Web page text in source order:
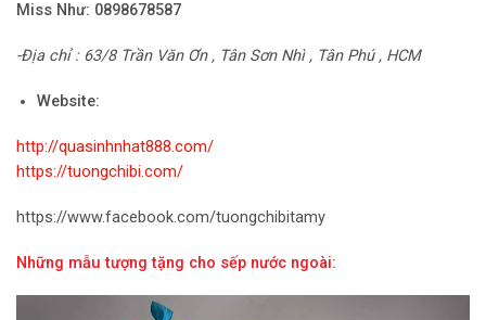
Miss Như: 0898678587
-Địa chỉ : 63/8 Trần Văn Ơn , Tân Sơn Nhì , Tân Phú , HCM
Website:
http://quasinhnhat888.com/
https://tuongchibi.com/
https://www.facebook.com/tuongchibitamy
Những mẫu tượng tặng cho sếp nước ngoài: